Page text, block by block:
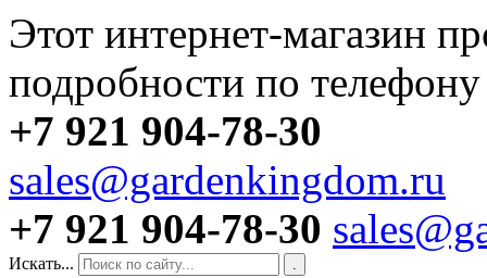
Этот интернет-магазин
подробности по телефону
+7 921 904-78-30
sales@gardenkingdom.ru
+7 921 904-78-30
Искать... .